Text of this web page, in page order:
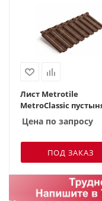
Лист Metrotile
MetroClassic
Цена по запросу
ПОД ЗАКАЗ